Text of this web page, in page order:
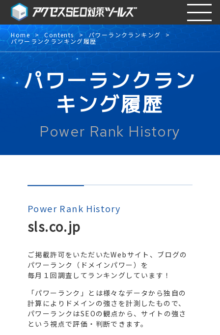
Home Contents パワーランクランキング
パワーランクランキング履歴
パワーランクラン
キング履歴
Power Rank History
Power Rank History
sls.co.jp
ご掲載許可をいただいたWebサイト、ブログの
パワーランク（ドメインパワー）を
毎月１回調査してランキングしています！
「パワーランク」とは様々なデータから独自の
計算によりドメインの強さを計測したもので、
パワーランクはSEOの観点から、サイトの強さ
という視点で評価・判断できます。